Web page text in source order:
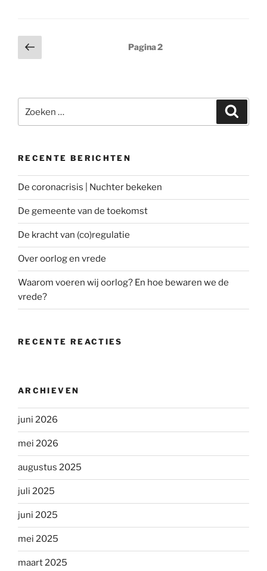
Berichtnavigatie
Vorige
pagina
Pagina2
naar:
RECENTE BERICHTEN
De coronacrisis | Nuchter bekeken
De gemeente van de toekomst
De kracht van (co)regulatie
Over oorlog en vrede
Waarom voeren wij oorlog? En hoe bewaren we de
vrede?
RECENTE REACTIES
ARCHIEVEN
juni 2026
mei 2026
augustus 2025
juli 2025
juni 2025
mei 2025
maart 2025